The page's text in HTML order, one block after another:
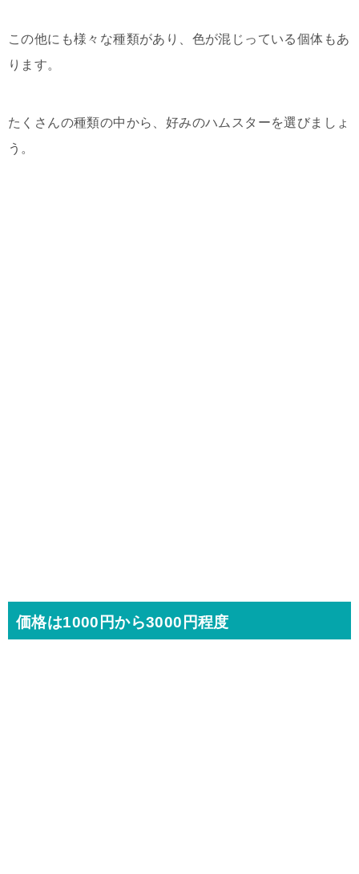
この他にも様々な種類があり、色が混じっている個体もあ
ります。
たくさんの種類の中から、好みのハムスターを選びましょ
う。
価格は1000円から3000円程度